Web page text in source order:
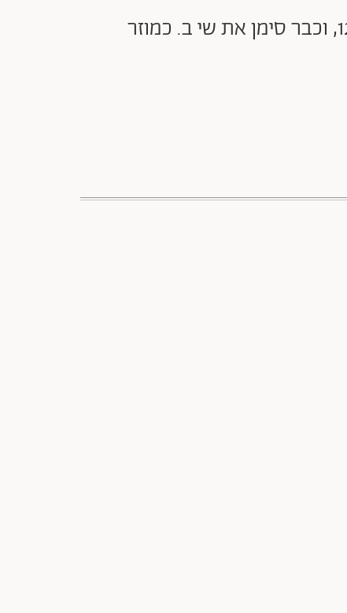
עוז פרץ צפה בפרק הראשון של "הקבוצה", ריאלטי השידוכים החדש בקשת 12, וכבר סימן את שי ב. כמוזר